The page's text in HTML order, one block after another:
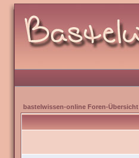
bastelwissen-online Foren-Übersicht